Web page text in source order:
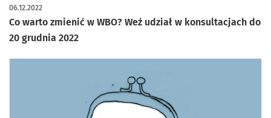
Co warto zmienić w WBO? Weź udział w konsultacjach do
20 grudnia 2022
06.12.2022